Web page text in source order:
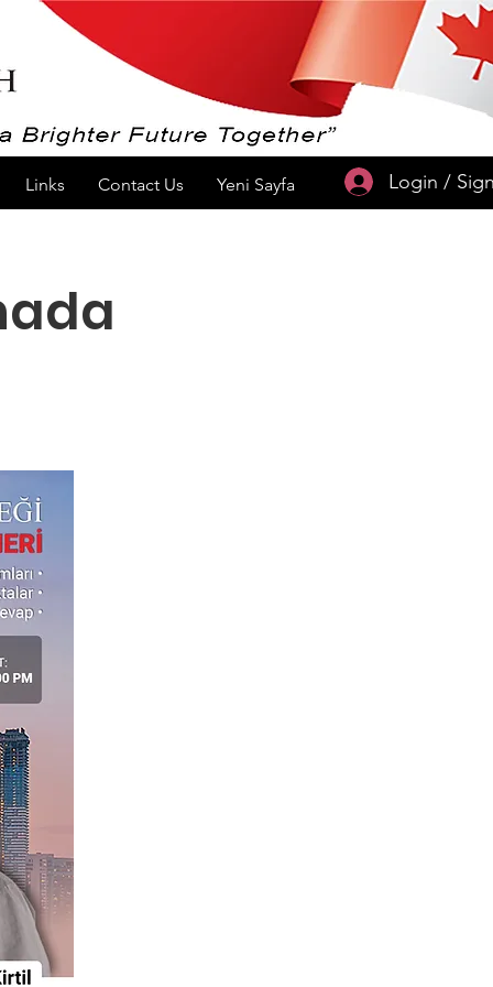
Links Contact Us Yeni Sayfa Login /